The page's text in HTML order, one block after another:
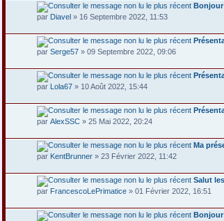
par Diavel » 16 Septembre 2022, 11:53
par Serge57 » 09 Septembre 2022, 09:06
par
Lola67 » 10 Août 2022, 15:44
par AlexSSC » 25 Mai 2022, 20:24
Ma
par KentBrunner » 23 Février 2022, 11:42
Salut
par FrancescoLePrimatice » 01 Février 2022, 16:51
Bonjour